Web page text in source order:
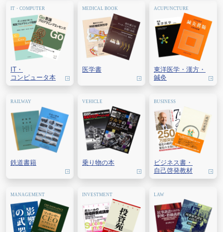
IT・
コンピュータ本
医学書 東洋医学・ 漢方・
鍼灸
鉄道書籍 乗り物の本
ビジネス書・
自己啓発教材